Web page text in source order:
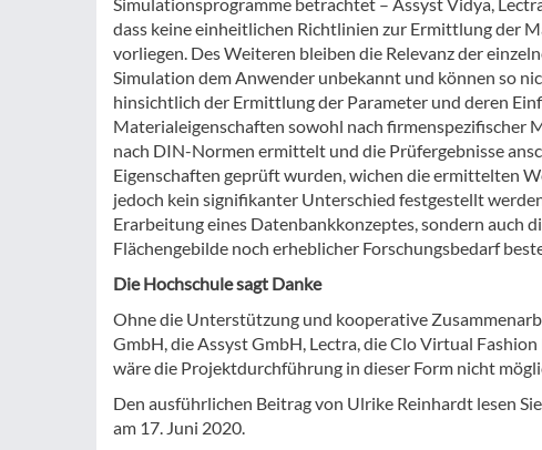
dass keine einheitlichen Richtlinien zur Ermittlung der
vorliegen. Des Weiteren bleiben die Relevanz der
Simulation dem Anwender unbekannt und können so
hinsichtlich der Ermittlung der Parameter und deren
Materialeigenschaften sowohl nach firmenspezifischer
nach DIN-Normen ermittelt und die Prüfergebnisse
Eigenschaften geprüft wurden, wichen die ermittelten
jedoch kein signifikanter Unterschied festgestellt
Erarbeitung eines Datenbankkonzeptes, sondern auch
Flächengebilde noch erheblicher Forschungsbedarf
Die Hochschule sagt Danke
Ohne die Unterstützung und kooperative
GmbH, die Assyst GmbH, Lectra, die Clo Virtual
wäre die Projektdurchführung in dieser Form nicht
Den ausführlichen Beitrag von Ulrike Reinhardt lesen
am 17. Juni 2020.